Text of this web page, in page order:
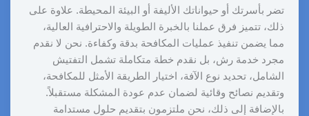
تضر بأسرتك أو حيواناتك الأليفة أو البيئة المحيطة. علاوة على
ذلك، تتميز فرق عملنا بالخبرة الطويلة والاحترافية العالية،
مما يضمن تنفيذ عمليات المكافحة بدقة وكفاءة. نحن لا نقدم
مجرد خدمة رش، بل نقدم خطة متكاملة تشمل التفتيش
الشامل، تحديد نوع الآفة، اختيار الطريقة الأمثل للمكافحة،
وتقديم نصائح وقائية لضمان عدم عودة المشكلة مستقبلاً.
بالإضافة إلى ذلك، نحن ملتزمون بتقديم حلول مستدامة